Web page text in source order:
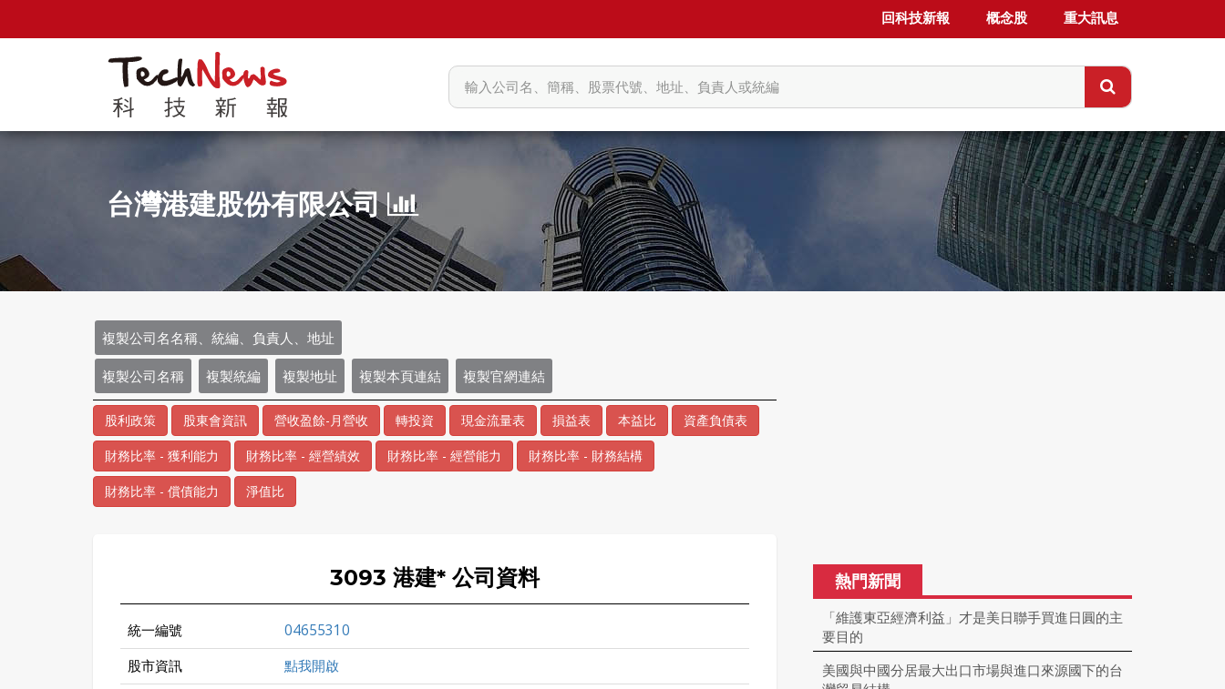
回科技新報 概念股 重大訊息
台灣港建股份有限公司
複製公司名名稱、統編、負責人、地址
複製公司名稱 複製統編 複製地址 複製本頁連結 複製官網連結
股利政策 股東會資訊 營收盈餘-月營收 轉投資 現金流量表 損益表 本益比 資產負債表
財務比率 - 獲利能力 財務比率 - 經營績效 財務比率 - 經營能力 財務比率 - 財務結構
財務比率 - 償債能力 淨值比
3093 港建* 公司資料
統一編號
04655310
股市資訊
點我開啟
熱門新聞
「維護東亞經濟利益」才是美日聯手買進日圓的主
要目的
美國與中國分居最大出口市場與進口來源國下的台